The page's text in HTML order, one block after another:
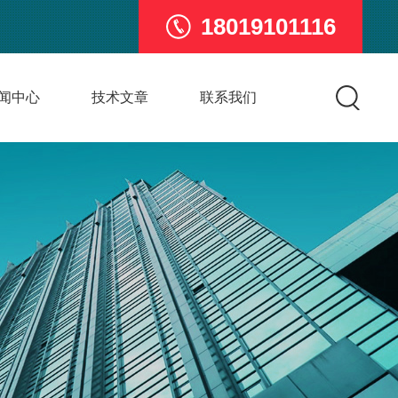
18019101116
中心 技术文章 联系我们